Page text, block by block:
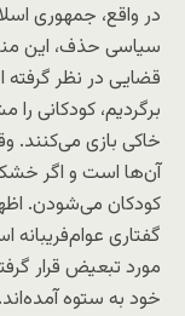
در واقع، جمهوری
سیاسی حذف، این
قضایی در نظر
برگردیم، کودکانی
خاکی بازی می‌کنند.
آن‌ها است و اگر
کودکان می‌شودن.
گفتاری
مورد تبعیض قرار
خود به ستوه آمده‌اند.